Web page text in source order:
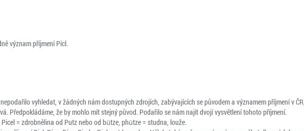
význam příjmení Pícl.
vyhledat, v žádných nám dostupných zdrojích, zabývajících se původem a významem příjmení v
Předpokládáme, že by mohlo mít stejný původ. Podařilo se nám najít dvojí vysvětlení tohoto příjmení.
= zdrobnělina od Putz nebo od bütze, phütze = studna, louže.